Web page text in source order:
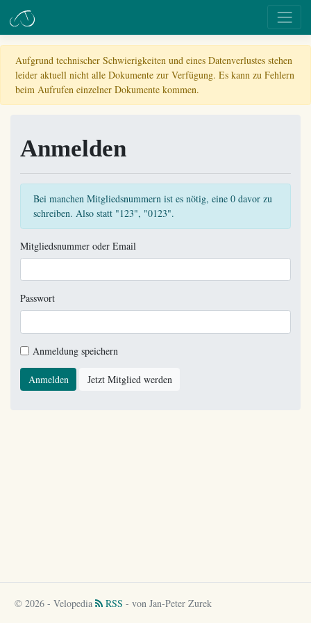
Aufgrund technischer Schwierigkeiten und eines Datenverlustes stehen
leider aktuell nicht alle Dokumente zur Verfügung. Es kann zu Fehlern
beim Aufrufen einzelner Dokumente kommen.
Anmelden
Bei manchen Mitgliedsnummern ist es nötig, eine 0 davor zu
schreiben. Also statt "123", "0123".
Mitgliedsnummer oder Email
Passwort
Anmeldung speichern
Anmelden Jetzt Mitglied werden
© 2026 - Velopedia RSS - von Jan-Peter Zurek